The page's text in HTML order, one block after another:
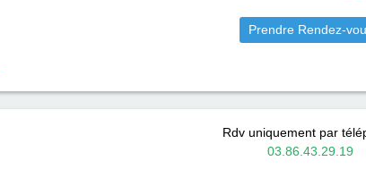
Prendre Rendez-
Rdv uniquement par
03.86.43.29.19